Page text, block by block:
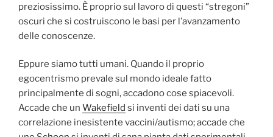
preziosissimo. È proprio sul lavoro di questi “stregoni”
oscuri che si costruiscono le basi per l’avanzamento
delle conoscenze.
Eppure siamo tutti umani. Quando il proprio
egocentrismo prevale sul mondo ideale fatto
principalmente di sogni, accadono cose spiacevoli.
Accade che un Wakefield si inventi dei dati su una
correlazione inesistente vaccini/autismo; accade che